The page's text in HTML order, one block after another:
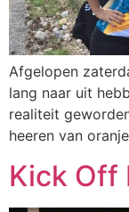
Afgelopen
lang naar uit
realiteit
heeren van
Kick Off